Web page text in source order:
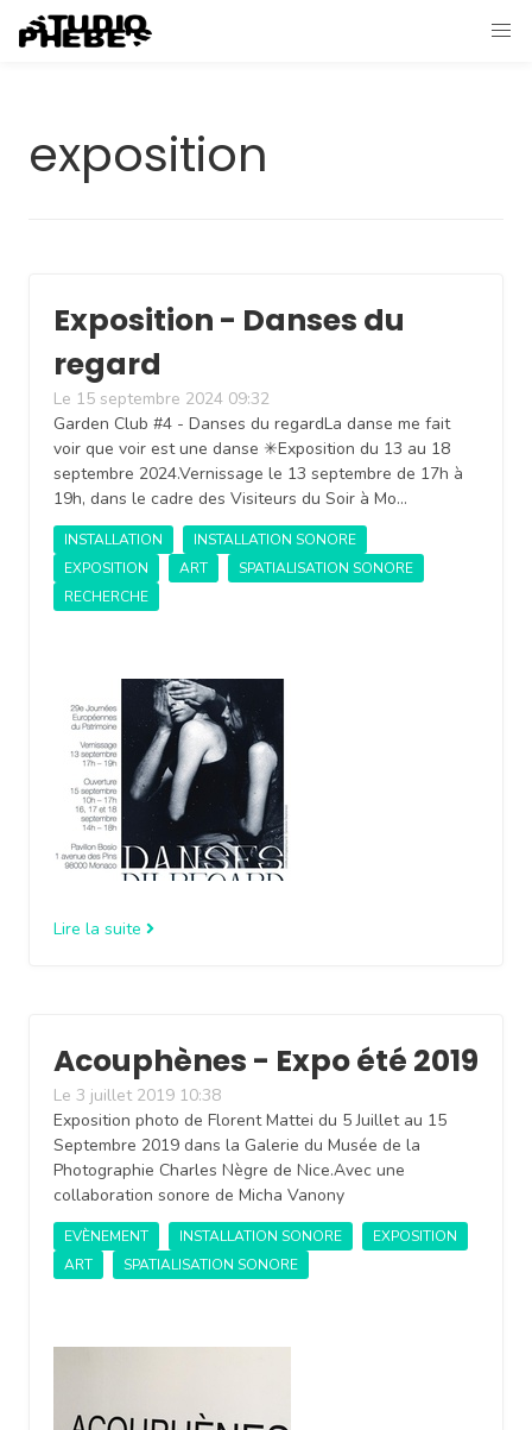
exposition
Exposition - Danses du
regard
Le 15 septembre 2024 09:32
Garden Club #4 - Danses du regardLa danse me fait
voir que voir est une danse ✳︎Exposition du 13 au 18
septembre 2024.Vernissage le 13 septembre de 17h à
19h, dans le cadre des Visiteurs du Soir à Mo…
INSTALLATION
INSTALLATION SONORE
EXPOSITION
ART
SPATIALISATION SONORE
RECHERCHE
Lire la suite
Acouphènes - Expo été 2019
Le 3 juillet 2019 10:38
Exposition photo de Florent Mattei du 5 Juillet au 15
Septembre 2019 dans la Galerie du Musée de la
Photographie Charles Nègre de Nice.Avec une
collaboration sonore de Micha Vanony
EVÈNEMENT INSTALLATION SONORE
EXPOSITION
ART
SPATIALISATION SONORE